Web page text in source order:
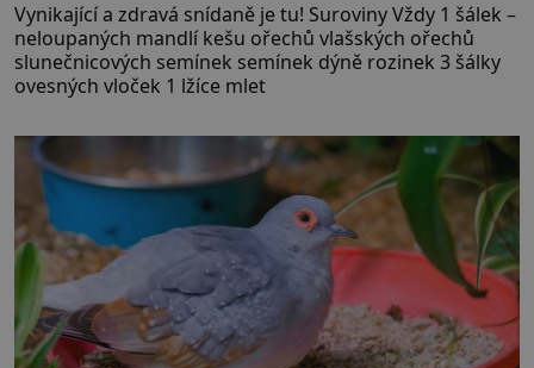
Vynikající a zdravá snídaně je tu! Suroviny Vždy 1 šálek –
neloupaných mandlí kešu ořechů vlašských ořechů
slunečnicových semínek semínek dýně rozinek 3 šálky
ovesných vloček 1 lžíce mlet